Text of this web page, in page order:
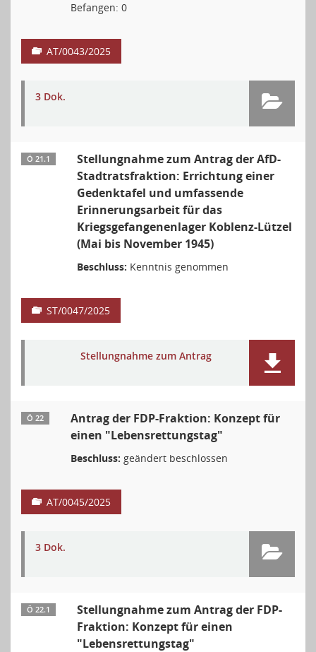
Befangen: 0
AT/0043/2025
3 Dok.
Ö 21.1
Stellungnahme zum Antrag der AfD-
Stadtratsfraktion: Errichtung einer
Gedenktafel und umfassende
Erinnerungsarbeit für das
Kriegsgefangenenlager Koblenz-Lützel
(Mai bis November 1945)
Beschluss: Kenntnis genommen
ST/0047/2025
Stellungnahme zum Antrag
Ö 22
Antrag der FDP-Fraktion: Konzept für
einen "Lebensrettungstag"
Beschluss: geändert beschlossen
AT/0045/2025
3 Dok.
Ö 22.1
Stellungnahme zum Antrag der FDP-
Fraktion: Konzept für einen
"Lebensrettungstag"